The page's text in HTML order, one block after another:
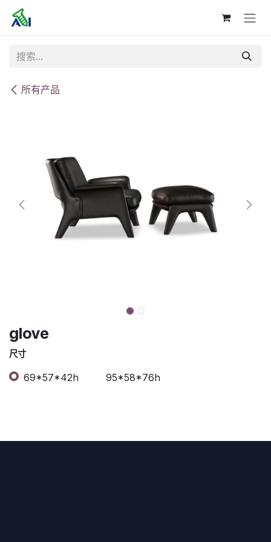
跳至内容
所有产品
glove
尺寸
69*57*42h 95*58*76h